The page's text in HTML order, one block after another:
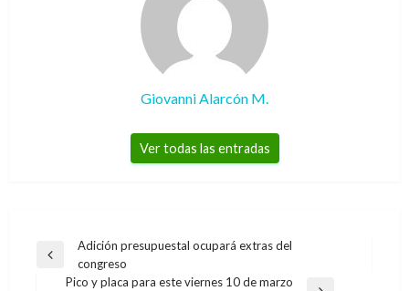
Giovanni Alarcón M.
Ver todas las entradas
Navegación
Entrada
anterior
Adición presupuestal ocupará extras del
congreso
Pico y placa para este viernes 10 de marzo